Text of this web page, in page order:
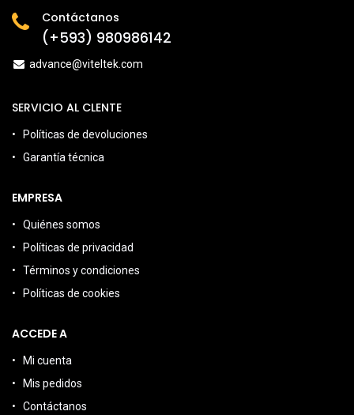
Contáctanos
(+593) 980986142
advance@viteltek.com
SERVICIO AL CLENTE
Políticas de devoluciones
Garantía técnica
EMPRESA
Quiénes somos
Políticas de privacidad
Términos y condiciones
Políticas de cookies
ACCEDE A
Mi cuenta
Mis pedidos
Contáctanos